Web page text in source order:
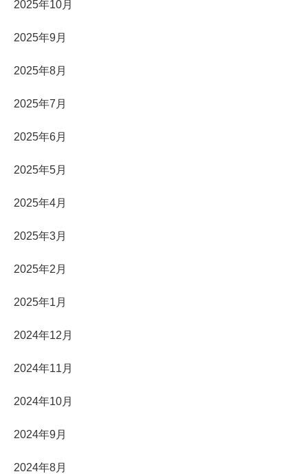
2025年10月
2025年9月
2025年8月
2025年7月
2025年6月
2025年5月
2025年4月
2025年3月
2025年2月
2025年1月
2024年12月
2024年11月
2024年10月
2024年9月
2024年8月